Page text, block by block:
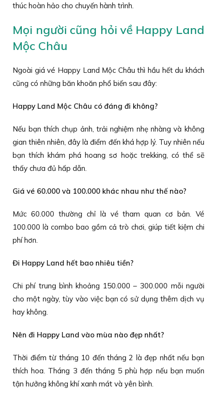
thúc hoàn hảo cho chuyến hành trình.
Mọi người cũng hỏi về Happy Land
Mộc Châu
Ngoài giá vé Happy Land Mộc Châu thì hầu hết du khách
cũng có những băn khoăn phổ biến sau đây:
Happy Land Mộc Châu có đáng đi không?
Nếu bạn thích chụp ảnh, trải nghiệm nhẹ nhàng và không
gian thiên nhiên, đây là điểm đến khá hợp lý. Tuy nhiên nếu
bạn thích khám phá hoang sơ hoặc trekking, có thể sẽ
thấy chưa đủ hấp dẫn.
Giá vé 60.000 và 100.000 khác nhau như thế nào?
Mức 60.000 thường chỉ là vé tham quan cơ bản. Vé
100.000 là combo bao gồm cả trò chơi, giúp tiết kiệm chi
phí hơn.
Đi Happy Land hết bao nhiêu tiền?
Chi phí trung bình khoảng 150.000 – 300.000 mỗi người
cho một ngày, tùy vào việc bạn có sử dụng thêm dịch vụ
hay không.
Nên đi Happy Land vào mùa nào đẹp nhất?
Thời điểm từ tháng 10 đến tháng 2 là đẹp nhất nếu bạn
thích hoa. Tháng 3 đến tháng 5 phù hợp nếu bạn muốn
tận hưởng không khí xanh mát và yên bình.